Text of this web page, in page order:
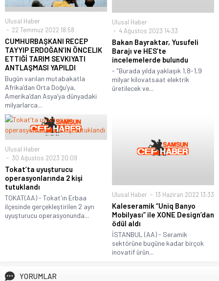
Ulusal Haber
22 Temmuz 2022 18:58
CUMHURBAŞKANI RECEP
TAYYIP ERDOĞAN’IN ÖNCELIK
ETTIĞİ TARIM SEVKIYATI
ANTLAŞMASI YAPILDI
Bugün varılan mutabakatla
Afrika’dan Orta Doğu’ya,
Amerika’dan Asya’ya dünyadaki
milyarlarca...
Ulusal Haber
4 Ağustos 2023 14:33
Bakan Bayraktar, Yusufeli
Barajı ve HES’te
incelemelerde bulundu
- "Burada yılda yaklaşık 1,8-1,9
milyar kilovatsaat elektrik
üretilecek ve...
Ulusal Haber
30 Ağustos 2023 20:09
Tokat’ta uyuşturucu
operasyonlarında 2 kişi
tutuklandı
TOKAT(AA) - Tokat'ın Erbaa
ilçesinde gerçekleştirilen 2 ayrı
uyuşturucu operasyonunda...
Ulusal Haber 13 Haziran 2022 13:33
Kaleseramik “Uniq Banyo
Mobilyası” ile XONE Design’dan
ödül aldı
İSTANBUL (AA) - Seramik
sektörüne bugüne kadar birçok
inovatif ürün...
YORUMLAR